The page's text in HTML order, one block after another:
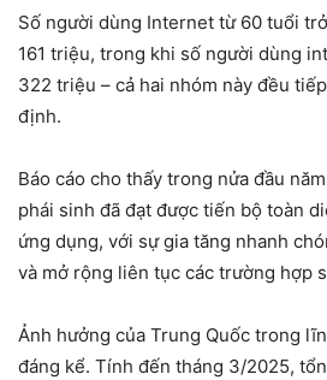
Số người dùng Internet từ 60 tuổi
161 triệu, trong khi số người dùng
322 triệu – cả hai nhóm này đều
định.
Báo cáo cho thấy trong nửa đầu
phái sinh đã đạt được tiến bộ toàn
ứng dụng, với sự gia tăng nhanh
và mở rộng liên tục các trường hợp
Ảnh hưởng của Trung Quốc trong
đáng kể. Tính đến tháng 3/2025,